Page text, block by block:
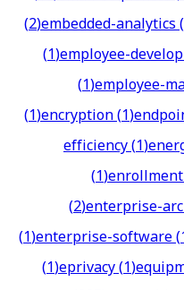
(2)embedded-analytics(
(1)employee-
(1)employee-
(1)encryption(1)
efficiency(1)
(1)enrollment
(2)enterprise-
(1)enterprise-software(
(1)eprivacy(1)